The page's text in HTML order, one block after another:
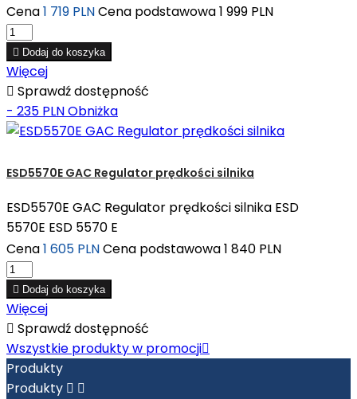
Cena1 719 PLNCena podstawowa1 999 PLN
 Dodaj do koszyka
Więcej
 Sprawdź dostępność
- 235 PLNObniżka
ESD5570E GAC Regulator prędkości silnika
ESD5570E GAC Regulator prędkości silnika ESD
5570E ESD 5570 E
Cena1 605 PLNCena podstawowa1 840 PLN
 Dodaj do koszyka
Więcej
 Sprawdź dostępność
Wszystkie produkty w promocji
Produkty
Produkty  